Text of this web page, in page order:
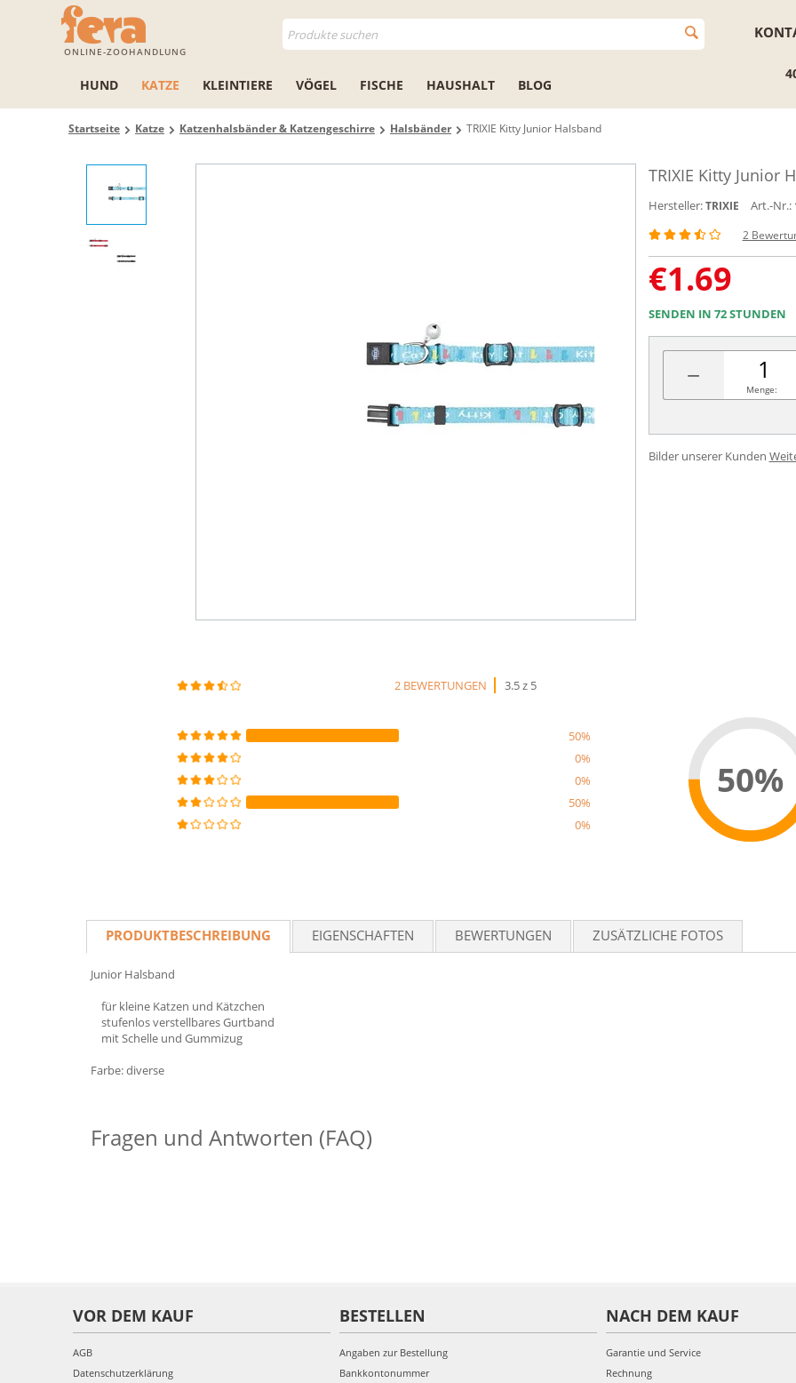
ONLINE-ZOOHANDLUNG
HUND KATZE KLEINTIERE VÖGEL FISCHE HAUSHALT BLOG
Startseite Katze Katzenhalsbänder & Katzengeschirre Halsbänder TRIXIE Kitty Junior Halsband
TRIXIE Kitty Junior
Hersteller: TRIXIE Art.-Nr.:
2
€1.69
SENDEN IN 72 STUNDEN
− Menge:
Bilder unserer Kunden
2 BEWERTUNGEN 3.5 z 5
50%
0%
0%
50%
0%
50%
PRODUKTBESCHREIBUNG EIGENSCHAFTEN BEWERTUNGEN ZUSÄTZLICHE FOTOS
Junior Halsband
für kleine Katzen und Kätzchen
stufenlos verstellbares Gurtband
mit Schelle und Gummizug
Farbe: diverse
Fragen und Antworten (FAQ)
VOR DEM KAUF
AGB
Datenschutzerklärung
BESTELLEN
Angaben zur Bestellung
Bankkontonummer
NACH DEM KAUF
Garantie und Service
Rechnung